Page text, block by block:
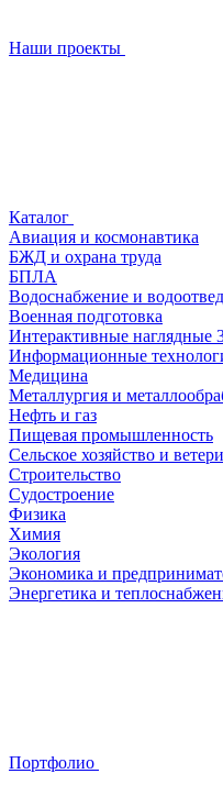
Наши проекты
Каталог
Авиация и космонавтика
БЖД и охрана труда
БПЛА
Водоснабжение и
Военная подготовка
Интерактивные наглядные
Информационные
Медицина
Металлургия и
Нефть и газ
Пищевая промышленность
Сельское хозяйство и
Строительство
Судостроение
Физика
Химия
Экология
Экономика и
Энергетика и
Портфолио